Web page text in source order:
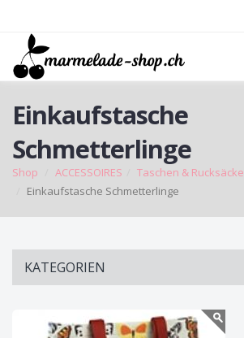
Einkaufstasche
Schmetterlinge
Shop ACCESSOIRES
Taschen & Rucksäcke
Einkaufstasche Schmetterlinge
KATEGORIEN